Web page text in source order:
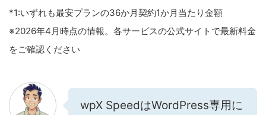
*1:いずれも最安プランの36か月契約1か月当たり金額
※2026年4月時点の情報。各サービスの公式サイトで最新料金
をご確認ください
wpX SpeedはWordPress専用に